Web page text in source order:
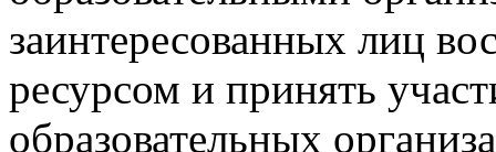
заинтересованных лиц
ресурсом и принять
образовательных